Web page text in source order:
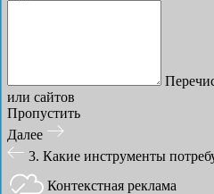
или сайтов
Пропустить
Далее
3. Какие инструменты
Контекстная реклама